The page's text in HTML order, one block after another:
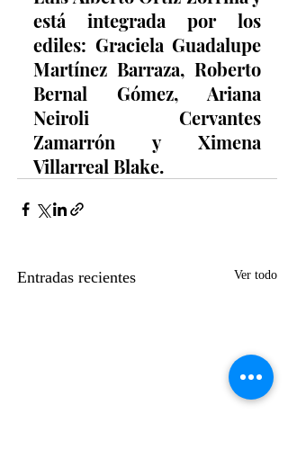
está integrada por los
ediles: Graciela Guadalupe
Martínez Barraza, Roberto
Bernal Gómez, Ariana
Neiroli Cervantes
Zamarrón y Ximena
Villarreal Blake.
Entradas recientes Ver todo